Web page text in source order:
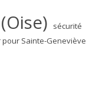
sécurité
pour Sainte-Geneviève